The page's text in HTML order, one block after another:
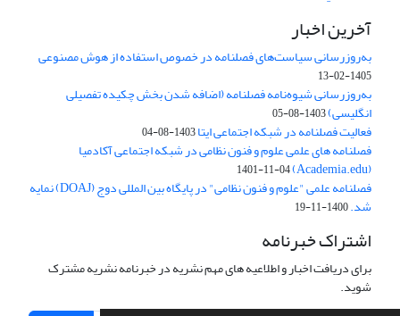
آخرین اخبار
به‌روزرسانی سیاست‌های فصلنامه در خصوص استفاده از هوش مصنوعی
1405-02-13
به‌روزرسانی شیوه‌نامه فصلنامه (اضافه شدن بخش چکیده تفصیلی
انگلیسی)1403-08-05
فعالیت فصلنامه در شبکه اجتماعی ایتا1403-08-04
فصلنامه های علمی علوم و فنون نظامی در شبکه اجتماعی آکادمیا
(Academia.edu)
1401-11-04
فصلنامه علمی "علوم و فنون نظامی" در پایگاه بین المللی دوج (DOAJ) نمایه
شد.1400-11-19
اشتراک خبرنامه
برای دریافت اخبار و اطلاعیه های مهم نشریه در خبرنامه نشریه مشترک
شوید.